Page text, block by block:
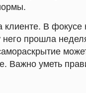
клиенте. В фокусе
него прошла
Важно уметь